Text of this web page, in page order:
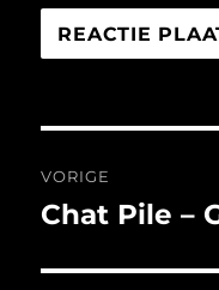
navigatie
VORIGE
Vorig
Chat Pile –